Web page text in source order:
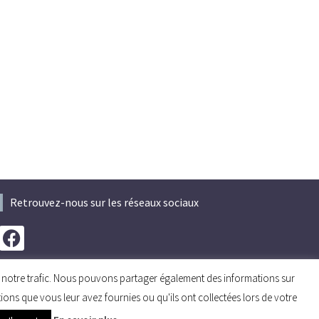
Retrouvez-nous sur les réseaux sociaux
trafic. Nous pouvons partager également des informations sur
que vous leur avez fournies ou qu'ils ont collectées lors de votre